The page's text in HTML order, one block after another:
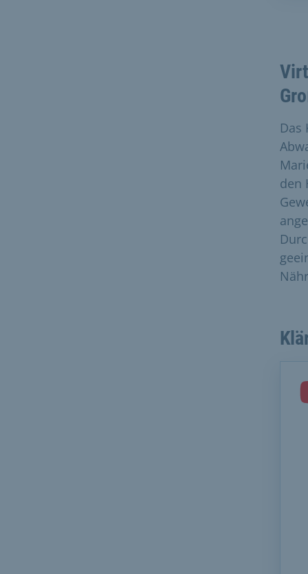
Das
den